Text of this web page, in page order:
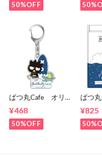
50%OFF
ばつ丸Cafe オリジ
リルキーホルダー②
¥468
50%OFF
ばつ
パクト
¥825